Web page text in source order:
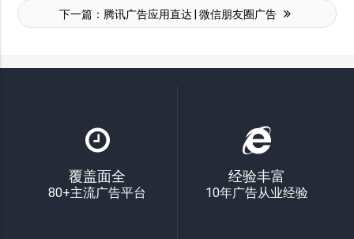
下一篇： 腾讯广告应用直达 | 微信朋友圈广告
覆盖面全
80+主流广告平台
经验丰富
10年广告从业经验